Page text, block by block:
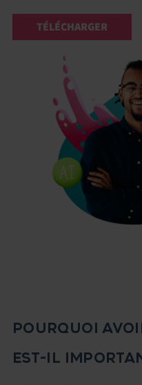
TÉLÉCHARGER
POURQUOI
EST-IL